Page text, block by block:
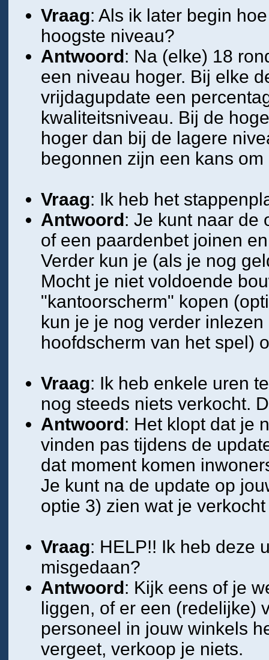
Vraag: Als ik later begin
hoogste niveau?
Antwoord : Na (elke) 18
een niveau hoger. Bij elke
vrijdagupdate een
kwaliteitsniveau. Bij de
hoger dan bij de lagere
begonnen zijn een kans
Vraag: Ik heb het
Antwoord : Je kunt naar de
of een paardenbet joinen
Verder kun je (als je nog
Mocht je niet voldoende
"kantoorscherm" kopen
kun je je nog verder
hoofdscherm van het spel )
Vraag: Ik heb enkele uren
nog steeds niets verkocht.
Antwoord : Het klopt dat je
vinden pas tijdens de
dat moment komen
Je kunt na de update op
optie 3) zien wat je
Vraag: HELP!! Ik heb deze
misgedaan?
Antwoord : Kijk eens of je
liggen, of er een (redelijke)
personeel in jouw winkels
vergeet, verkoop je niets.